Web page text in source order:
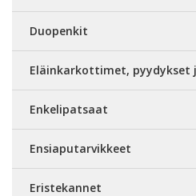
Duopenkit
Eläinkarkottimet, pyydykset
Enkelipatsaat
Ensiaputarvikkeet
Eristekannet